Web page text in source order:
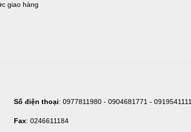
giao hàng
Số điện thoại: 0977811980 - 0904681771 - 0919541111
Fax: 0246611184